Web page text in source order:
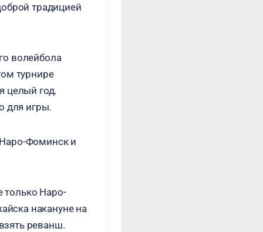
традицией
волейбола
турнире
целый год.
для игры.
Фоминск и
только Наро-
накануне на
реванш.